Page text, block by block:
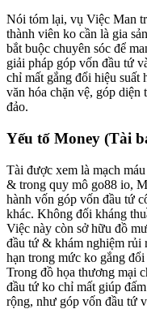
Nói tóm lại, vụ Việc Man
thành viên ko cần là gia
bắt buộc chuyên sóc để
giải pháp góp vốn đầu tứ
chỉ mất gắng đổi hiệu suất
văn hóa chặn vệ, góp diện
đảo.
Yếu tố Money (Tài
Tài được xem là mạch
& trong quy mô go88 io,
hành vốn góp vốn đầu tứ
khác. Không đối kháng
Việc này còn sở hữu đồ
đầu tứ & khám nghiệm rủi
hạn trong mức ko gắng
Trong đồ họa thương mại
đầu tứ ko chỉ mất giúp
rộng, như góp vốn đầu tứ